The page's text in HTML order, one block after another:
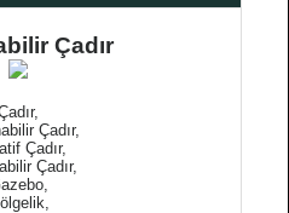
Çadır
Çadır,
Çadır,
Çadır,